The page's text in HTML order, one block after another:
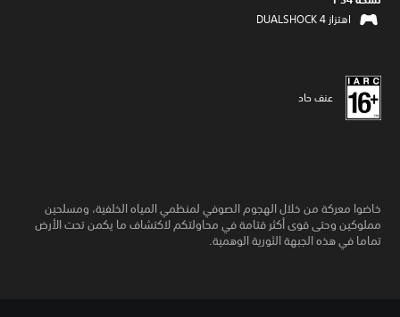
اهتزاز DUALSHOCK 4‏
عنف حاد
خاضوا معركة من خلال الهجوم الصوفي لمنظمي المياه الخلفية، ومسلحين
مملوكين وحتى قوى أكثر قتامة في محاولتكم لاكتشاف ما يكمن تحت الأرض
تماما في هذه الجبهة الثورية الوهمية.